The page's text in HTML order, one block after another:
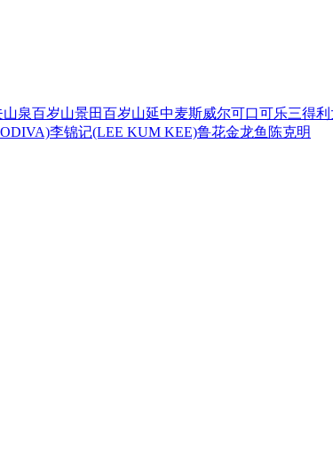
泉百岁山景田百岁山延中麦斯威尔可口可乐三得利
李锦记(LEE KUM KEE)鲁花金龙鱼 陈克明